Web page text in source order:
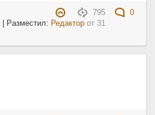
795
0
| Разместил: Редактор от 31